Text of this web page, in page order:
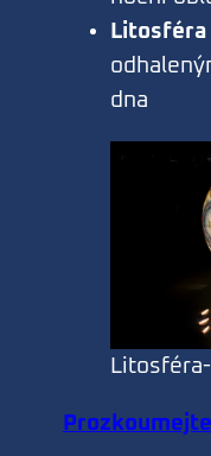
Litosféra
dna